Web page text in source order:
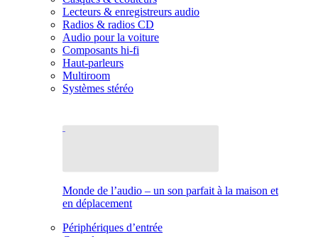
Lecteurs & enregistreurs audio
Radios & radios CD
Audio pour la voiture
Composants hi-fi
Haut-parleurs
Multiroom
Systèmes stéréo
Monde de l’audio – un son parfait à la maison et
en déplacement
Périphériques d’entrée